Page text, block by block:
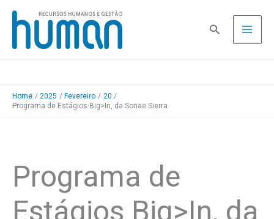
Skip
content
Pesquisa
Home 2025 Fevereiro
20
Programa de Estágios Big>In, da Sonae Sierra
Programa de
Estágios Big>In, da